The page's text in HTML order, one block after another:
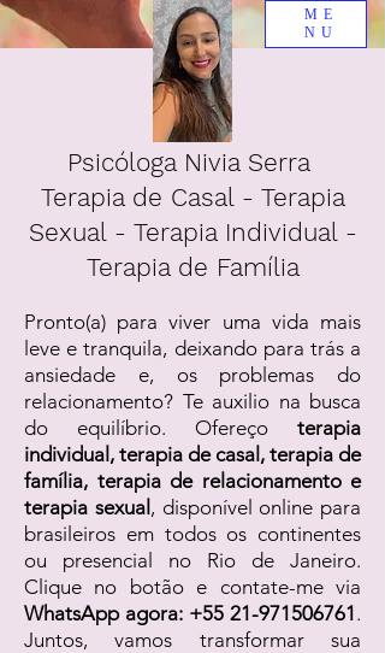
Psicóloga Nivia Serra
Terapia de Casal - Terapia
Sexual - Terapia Individual -
Terapia de Família
Pronto(a) para viver uma vida mais
leve e tranquila, deixando para trás a
ansiedade e, os problemas do
relacionamento? Te auxilio na busca
do equilíbrio. Ofereço terapia
individual, terapia de casal, terapia de
família, terapia de relacionamento e
terapia sexual , disponível online para
brasileiros em todos os continentes
ou presencial no Rio de Janeiro.
Clique no botão e contate-me via
WhatsApp agora: +55 21-971506761 .
Juntos, vamos transformar sua
ME
NU